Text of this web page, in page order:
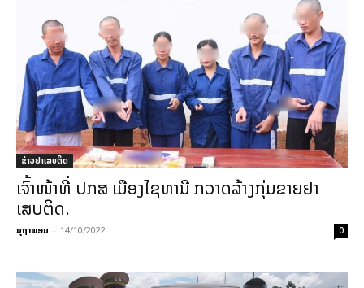
ຂ່າວຢາເສບຕິດ
ເຈົ້າໜ້າທີ່ ປກສ ເມືອງໄຊທານີ ກວາດລ້າງກຸ່ມຂາຍຢາ
ເສບຕິດ.
ນຸຖາພອນ - 14/10/2022 0